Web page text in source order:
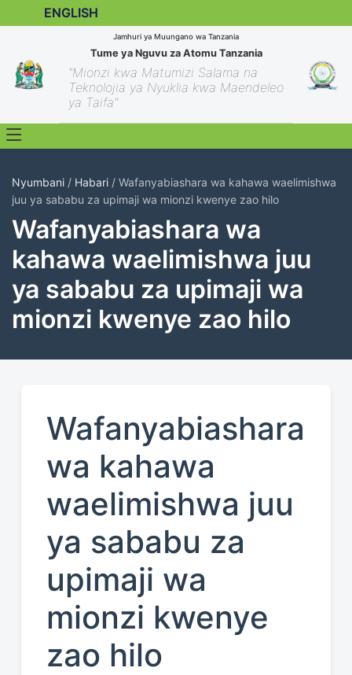
ENGLISH
Jamhuri ya Muungano wa Tanzania
Tume ya Nguvu za Atomu Tanzania
"Mionzi kwa Matumizi Salama na
Teknolojia ya Nyuklia kwa Maendeleo
ya Taifa"
Nyumbani / Habari / Wafanyabiashara wa kahawa waelimishwa
juu ya sababu za upimaji wa mionzi kwenye zao hilo
Wafanyabiashara wa
kahawa waelimishwa juu
ya sababu za upimaji wa
mionzi kwenye zao hilo
Wafanyabiashara
wa kahawa
waelimishwa juu
ya sababu za
upimaji wa
mionzi kwenye
zao hilo